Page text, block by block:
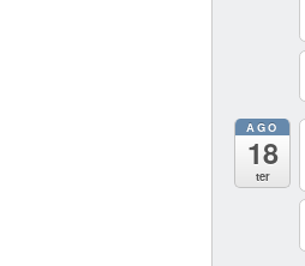
AGO
18
ter